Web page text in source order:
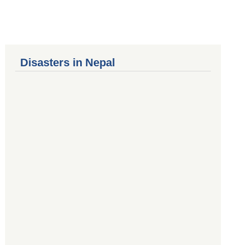
Disasters in Nepal